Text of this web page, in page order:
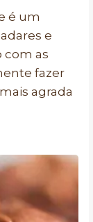
é um
e
com as
fazer
agrada